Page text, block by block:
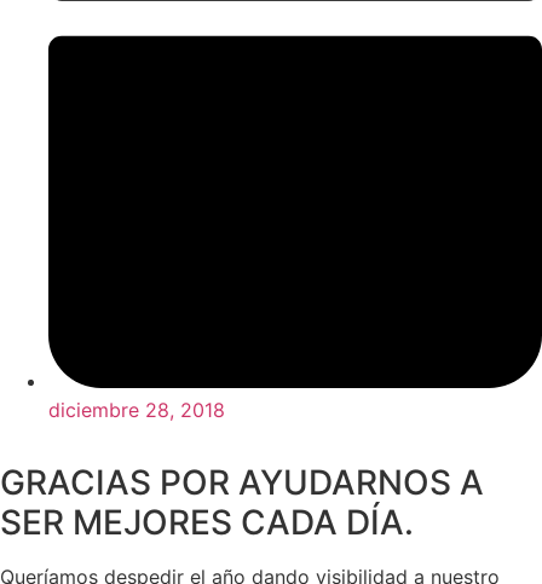
diciembre 28, 2018
GRACIAS POR AYUDARNOS A
SER MEJORES CADA DÍA.
Queríamos despedir el año dando visibilidad a nuestro